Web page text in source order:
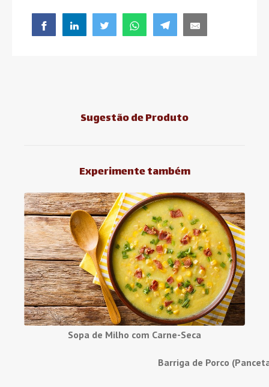
Sugestão de Produto
Experimente também
Sopa de Milho com Carne-Seca
Barriga de Porco